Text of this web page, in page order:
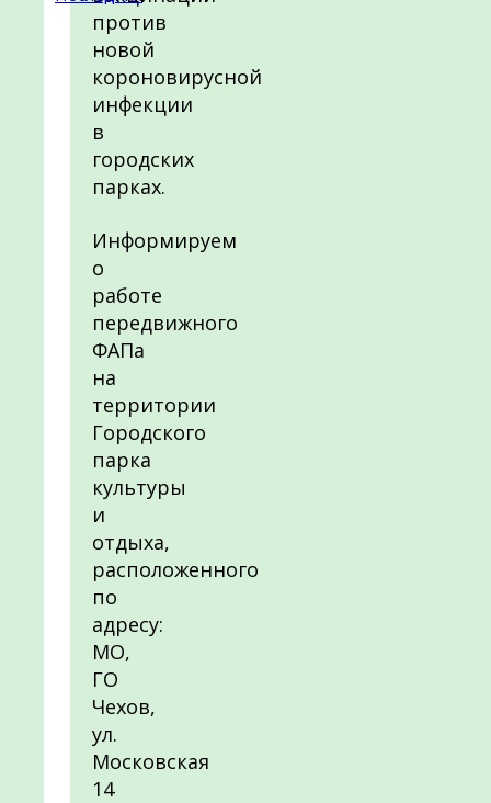
против
новой
короновирусной
инфекции
в
городских
парках.
Информируем
о
работе
передвижного
ФАПа
на
территории
Городского
парка
культуры
и
отдыха,
расположенного
по
адресу:
МО,
ГО
Чехов,
ул.
Московская
14